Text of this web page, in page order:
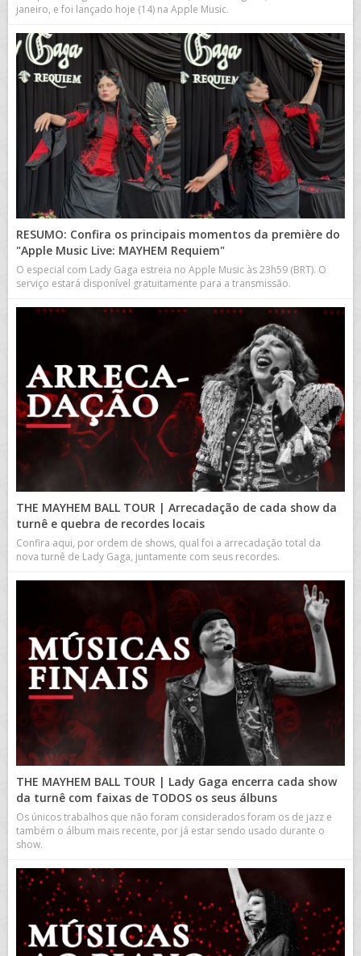
janeiro, e foi lançado hoje (14) na Apple Music.
RESUMO: Confira os principais momentos da première do
"Apple Music Live: MAYHEM Requiem"
O especial com Lady Gaga estreia no Apple Music às 23h59 (BRT). O
serviço estará disponível gratuitamente para a transmissão.
THE MAYHEM BALL TOUR | Arrecadação de cada show da
turnê e quebra de recordes locais
Confira aqui, por ordem de shows, qual foi a arrecadação total da
nova turnê de Lady Gaga, juntamente com seus recordes.
THE MAYHEM BALL TOUR | Lady Gaga encerra cada show
da turnê com faixas de TODOS os seus álbuns
Os únicos trabalhos que não foram considerados foram os de jazz e
também o álbum mais recente, por já estar sendo usado durante o
show.